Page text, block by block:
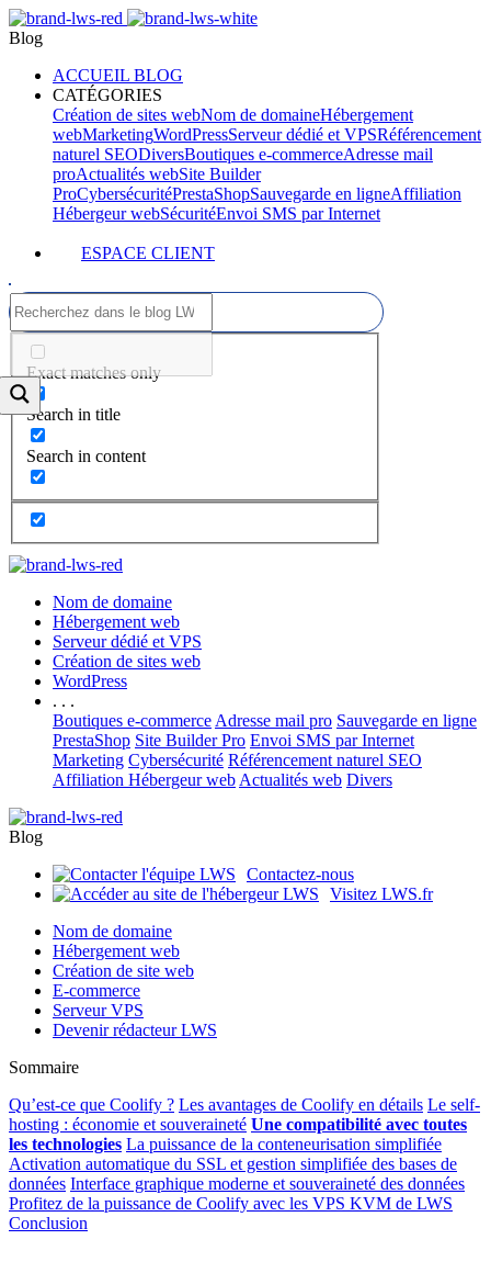
Blog
ACCUEIL BLOG
CATÉGORIES
Création de sites webNom de domaineHébergement
webMarketingWordPressServeur dédié et VPSRéférencement
naturel SEODiversBoutiques e-commerceAdresse mail
proActualités webSite Builder
ProCybersécuritéPrestaShopSauvegarde en ligneAffiliation
Hébergeur webSécuritéEnvoi SMS par Internet
ESPACE CLIENT
Exact matches only
Search in title
Search in content
Nom de domaine
Hébergement web
Serveur dédié et VPS
Création de sites web
WordPress
. . .
Boutiques e-commerce Adresse mail pro Sauvegarde en ligne
PrestaShop Site Builder Pro Envoi SMS par Internet
Marketing Cybersécurité Référencement naturel SEO
Affiliation Hébergeur web Actualités web Divers
Blog
Contactez-nous
Visitez LWS.fr
Nom de domaine
Hébergement web
Création de site web
E-commerce
Serveur VPS
Devenir rédacteur LWS
Sommaire
Qu’est-ce que Coolify ? Les avantages de Coolify en détails Le self-
hosting : économie et souveraineté Une compatibilité avec toutes
les technologies La puissance de la conteneurisation simplifiée
Activation automatique du SSL et gestion simplifiée des bases de
données Interface graphique moderne et souveraineté des données
Profitez de la puissance de Coolify avec les VPS KVM de LWS
Conclusion